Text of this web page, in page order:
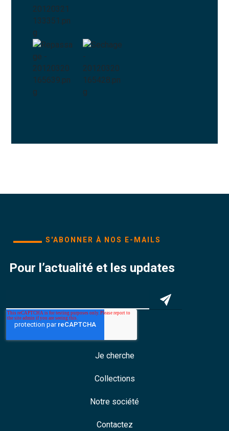
S'ABONNER À NOS E-MAILS
Pour l’actualité et les updates
Je cherche
Collections
Notre société
Contactez